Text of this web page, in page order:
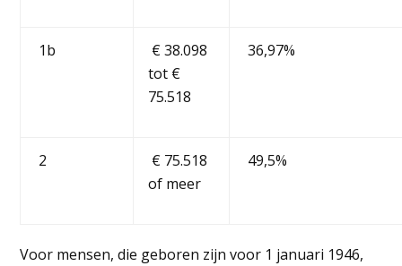
1b
€ 38.098
tot €
75.518
36,97%
2
€ 75.518
of meer
49,5%
Voor mensen, die geboren zijn voor 1 januari 1946,